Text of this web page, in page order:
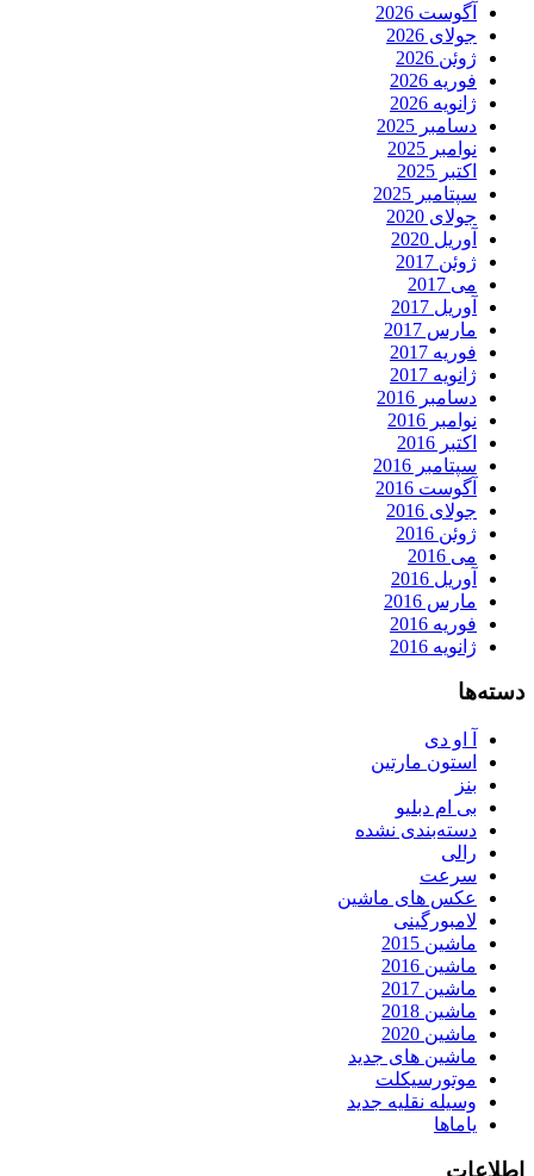
آگوست 2026
جولای 2026
ژوئن 2026
فوریه 2026
ژانویه 2026
دسامبر 2025
نوامبر 2025
اکتبر 2025
سپتامبر 2025
جولای 2020
آوریل 2020
ژوئن 2017
می 2017
آوریل 2017
مارس 2017
فوریه 2017
ژانویه 2017
دسامبر 2016
نوامبر 2016
اکتبر 2016
سپتامبر 2016
آگوست 2016
جولای 2016
ژوئن 2016
می 2016
آوریل 2016
مارس 2016
فوریه 2016
ژانویه 2016
دسته‌ها
آ او دی
استون مارتین
بنز
بی ام دبلیو
دسته‌بندی نشده
رالی
سرعت
عکس های ماشین
لامبورگینی
ماشین 2015
ماشین 2016
ماشین 2017
ماشین 2018
ماشین 2020
ماشین های جدید
موتورسیکلت
وسیله نقلیه جدید
یاماها
اطلاعات